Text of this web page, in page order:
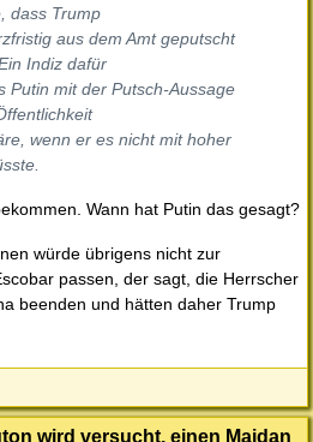
dass Trump
aus dem Amt geputscht
Indiz dafür
Putin mit der Putsch-Aussage
wenn er es nicht mit hoher
Wann hat Putin das gesagt?
würde übrigens nicht zur
passen, der sagt, die Herrscher
beenden und hätten daher Trump
wird versucht, einen Maidan